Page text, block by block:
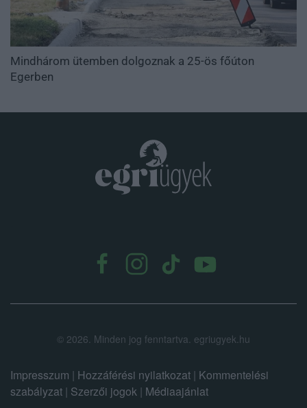
Mindhárom ütemben dolgoznak a 25-ös főúton
Egerben
© 2026. Minden jog fenntartva. egriugyek.hu
Impresszum | Hozzáférési nyilatkozat | Kommentelési
szabályzat | Szerzői jogok | Médiaajánlat